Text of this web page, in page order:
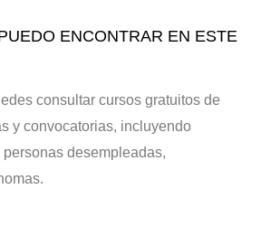
ENCONTRAR EN ESTE
consultar cursos gratuitos de
y convocatorias, incluyendo
desempleadas,